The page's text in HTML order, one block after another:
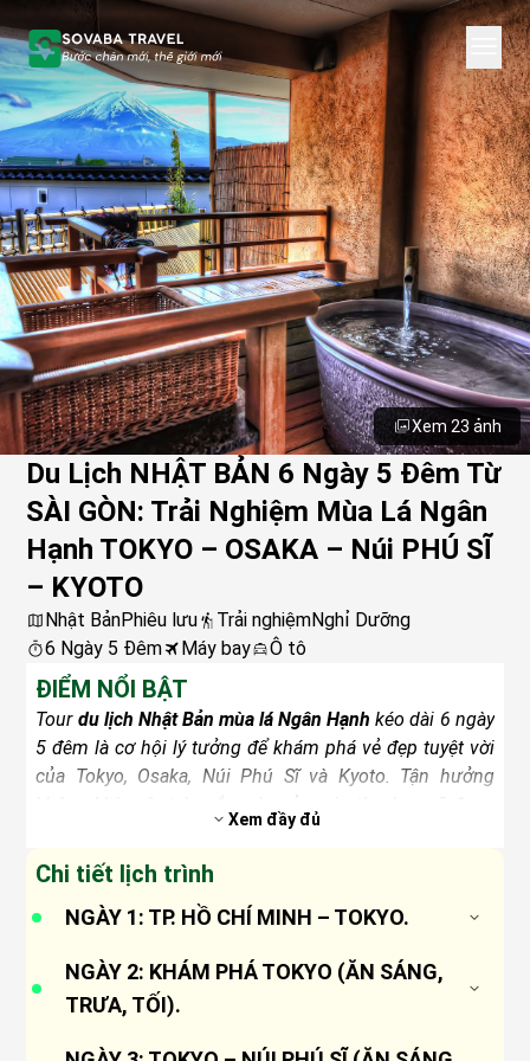
Xem 23 ảnh
Du Lịch NHẬT BẢN 6 Ngày 5 Đêm Từ
SÀI GÒN: Trải Nghiệm Mùa Lá Ngân
Hạnh TOKYO – OSAKA – Núi PHÚ SĨ
– KYOTO
Nhật BảnPhiêu lưu Trải nghiệmNghỉ Dưỡng
6 Ngày 5 Đêm
Máy bay Ô tô
ĐIỂM NỔI BẬT
Tour du lịch Nhật Bản mùa lá Ngân Hạnh kéo dài 6 ngày
5 đêm là cơ hội lý tưởng để khám phá vẻ đẹp tuyệt vời
của Tokyo, Osaka, Núi Phú Sĩ và Kyoto. Tận hưởng
tham quan những điểm đến nổi tiếng như Cung điện
Hoàng gia Tokyo, Thành phố Osaka sôi động và Đền
Kinkaku-ji ở Kyoto. Chương trình tour được thiết kế tỉ mỉ
để mang lại trải nghiệm đáng nhớ và sâu sắc về văn
ĐIỂM NHẤN ĐẶC SẮC
Tham quan trọn vẹn:
Xem đầy đủ
Chi tiết lịch trình
NGÀY 1: TP. HỒ CHÍ MINH – TOKYO.
20h20:
Quý khách tập trung tại sân bay Tân Sơn
Nhất, trưởng đoàn hỗ trợ làm thủ tục đáp chuyến
bayVJ822đến sân bay Narita – Tokyo.
23h20:
Khởi hành chuyến bay đi Nhật Bản. Đoàn
NGÀY 2: KHÁM PHÁ TOKYO (ĂN SÁNG,
TRƯA, TỐI).
07h30:
Đoàn hạ cánh tại sân bay Narita, làm thủ